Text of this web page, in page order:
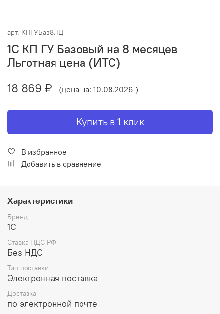
арт. КПГУБаз8ЛЦ
1С КП ГУ Базовый на 8 месяцев
Льготная цена (ИТС)
18 869 ₽
(цена на: 10.08.2026 )
Купить в 1 клик
В избранное
Добавить в сравнение
Характеристики
Бренд
1С
Ставка НДС РФ
Без НДС
Тип поставки
Электронная поставка
Доставка
по электронной почте